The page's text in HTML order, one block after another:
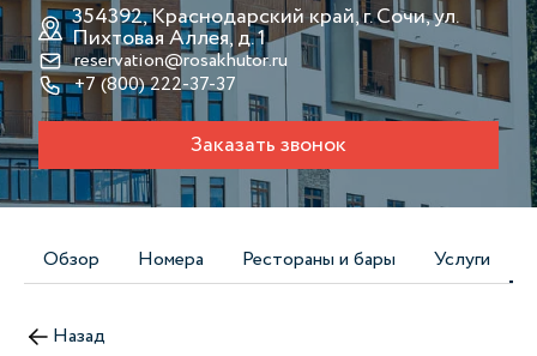
354392, Краснодарский край, г. Сочи, ул.
Пихтовая Аллея, д. 1
reservation@rosakhutor.ru
+7 (800) 222-37-37
Заказать звонок
Обзор Номера Рестораны и бары Услуги
Назад